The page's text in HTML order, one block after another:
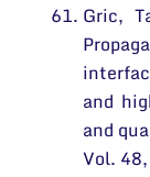
Gric,
and
and
Vol.